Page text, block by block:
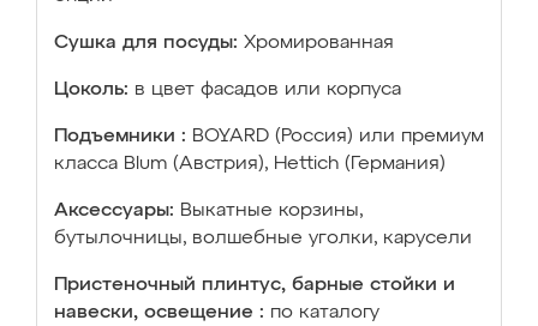
Сушка для посуды: Хромированная
Цоколь: в цвет фасадов или корпуса
Подъемники : BOYARD (Россия) или премиум
класса Blum (Австрия), Hettich (Германия)
Аксессуары: Выкатные корзины,
бутылочницы, волшебные уголки, карусели
Пристеночный плинтус, барные стойки и
навески, освещение : по каталогу